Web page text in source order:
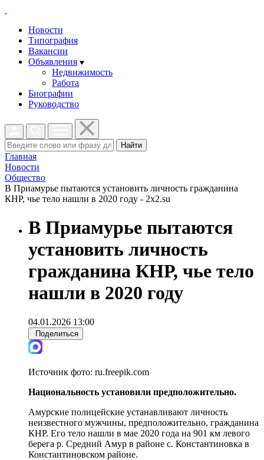
Новости
Типография
Вакансии
Объявления
Недвижимость
Работа
Биографии
Руководство
Найти
Главная
Новости
Общество
В Приамурье пытаются установить личность гражданина
КНР, чье тело нашли в 2020 году - 2x2.su
В Приамурье пытаются
установить личность
гражданина КНР, чье тело
нашли в 2020 году
04.01.2026 13:00
Поделиться
Источник фото: ru.freepik.com
Национальность установили предположительно.
Амурские полицейские устанавливают личность
неизвестного мужчины, предположительно, гражданина
КНР. Его тело нашли в мае 2020 года на 901 км левого
берега р. Средний Амур в районе с. Константиновка в
Константиновском районе.